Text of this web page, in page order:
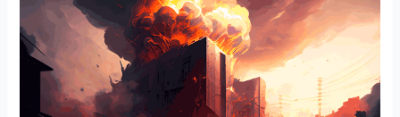
PHAST:
بهترین
ابزار
پیش‌بینی
فاجعه